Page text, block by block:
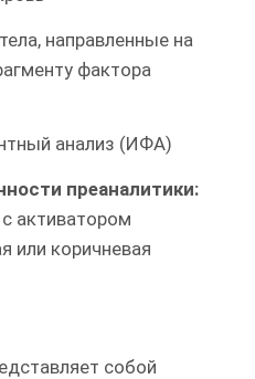
направленные на
фактора
анализ (ИФА)
преаналитики:
активатором
или коричневая
собой